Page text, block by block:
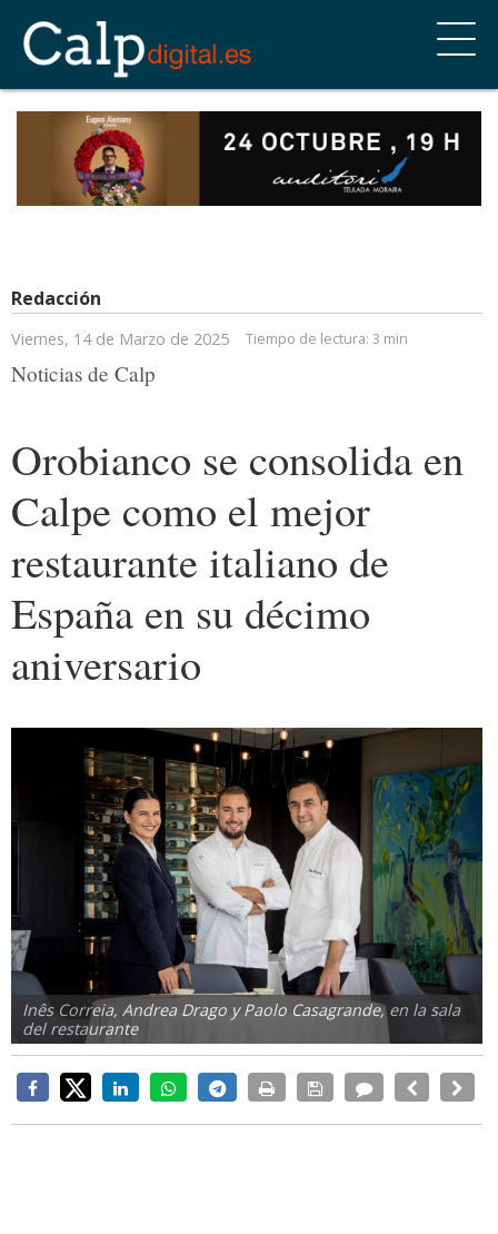
Redacción
Viernes, 14 de Marzo de 2025 Tiempo de lectura: 3 min
Noticias de Calp
Orobianco se consolida en
Calpe como el mejor
restaurante italiano de
España en su décimo
aniversario
Inês Correia, Andrea Drago y Paolo Casagrande, en la sala
del restaurante